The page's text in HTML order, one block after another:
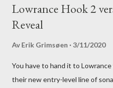
Lowrance Hook 2
Reveal
Av Erik Grimsøen 3/11/2020
You have to hand it to
their new entry-level line of